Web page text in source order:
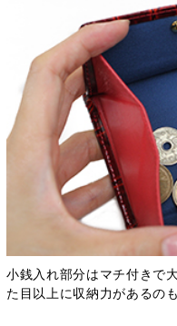
小銭入れ部分はマチ付きで
た目以上に収納力があるの